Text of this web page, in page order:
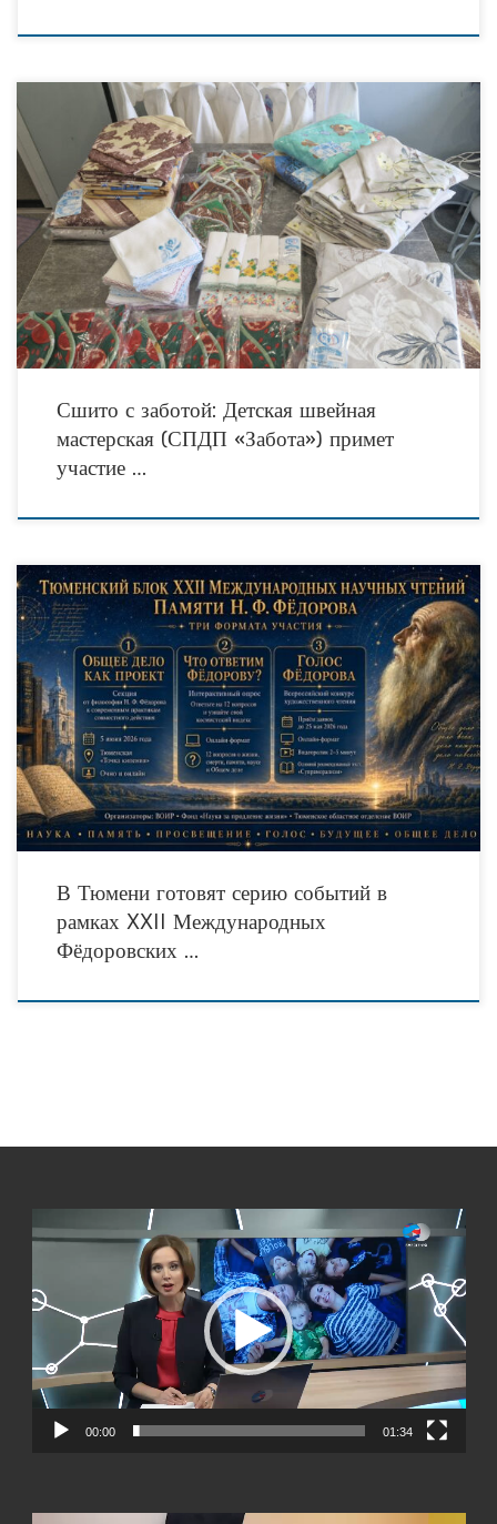
16 мая в посёлке Алексеевское состоится XXIV Фестиваль колокольного звона
«Алексеевские перезвоны – 2026», участником которого станет Детская
швейная мастерская, действующая на базе ГКУ СПДП
Сшито с заботой: Детская швейная
мастерская (СПДП «Забота») примет
участие …
Секция о современных проектах, всероссийский конкурс художественного
чтения и интерактивный опрос помогут широкой аудитории познакомиться с
наследием Николая Фёдорова и идеями русского космизма. В июне
В Тюмени готовят серию событий в
рамках XXII Международных
Фёдоровских …
00:00 01:34